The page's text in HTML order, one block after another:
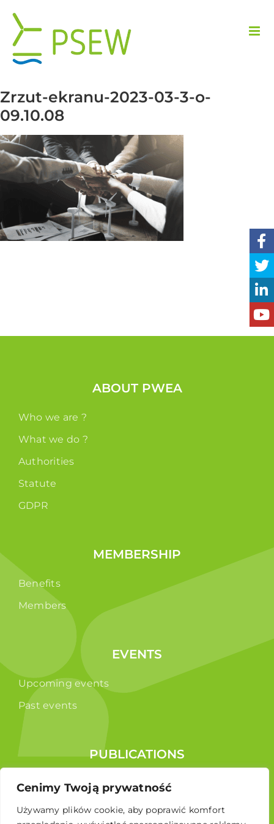
Cenimy Twoją prywatność
Używamy plików cookie, aby poprawić komfort
content
Zrzut-ekranu-2023-03-3-o-
09.10.08
ABOUT PWEA
Who we are ?
What we do ?
Authorities
Statute
GDPR
MEMBERSHIP
Benefits
Members
EVENTS
Upcoming events
Past events
PUBLICATIONS
Reports
Educational brochure